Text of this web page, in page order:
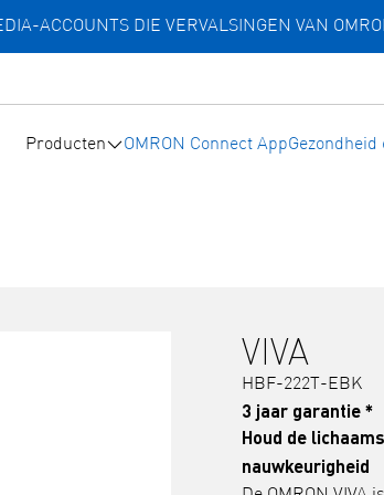
ACCOUNTS DIE VERVALSINGEN VAN
Producten OMRON Connect App
VIVA
HBF-222T-EBK
3 jaar garantie *
Houd de
nauwkeurigheid